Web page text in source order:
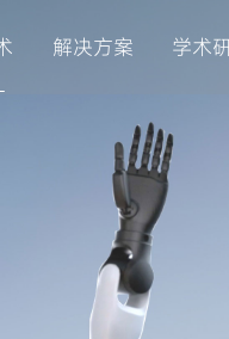
解决方案 学术